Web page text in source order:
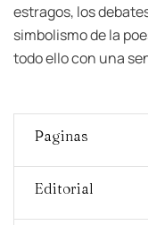
estragos, los
simbolismo de la
todo ello con una
Paginas
Editorial